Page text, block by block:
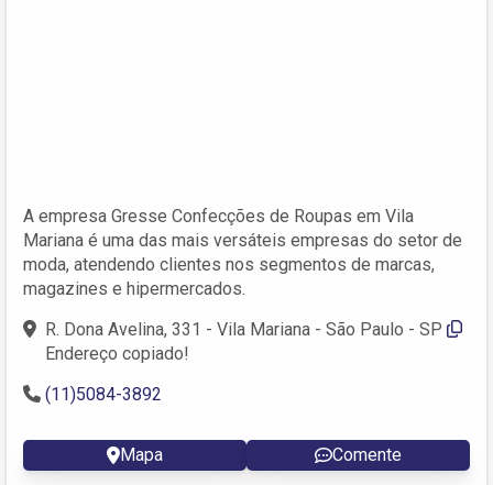
A empresa Gresse Confecções de Roupas em Vila
Mariana é uma das mais versáteis empresas do setor de
moda, atendendo clientes nos segmentos de marcas,
magazines e hipermercados.
R. Dona Avelina, 331 - Vila Mariana - São Paulo - SP
Endereço copiado!
(11)5084-3892
Mapa Comente